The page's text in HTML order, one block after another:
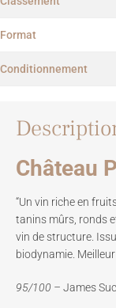
Château
“Un vin riche en
tanins mûrs, ronds
vin de structure.
biodynamie.
95/100 – James
Format
Conditionnement